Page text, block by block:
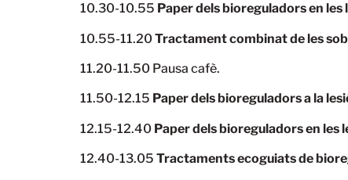
10.30-10.55 Paper dels bioreguladors en
10.55-11.20Tractament combinat de les
11.20-11.50 Pausa cafè.
11.50-12.15 Paper dels bioreguladors a la
12.15-12.40 Paper dels bioreguladors en les
12.40-13.05 Tractaments ecoguiats de